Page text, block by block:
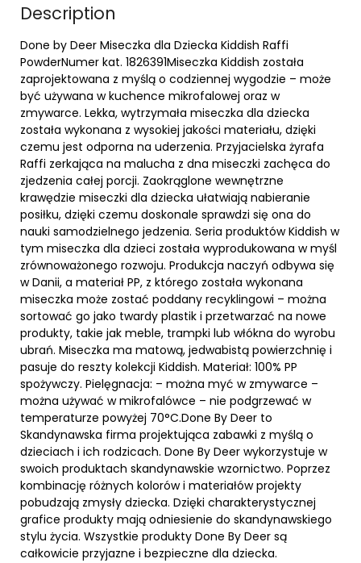
Description
Done by Deer Miseczka dla Dziecka Kiddish Raffi
PowderNumer kat. 1826391Miseczka Kiddish została
zaprojektowana z myślą o codziennej wygodzie – może
być używana w kuchence mikrofalowej oraz w
zmywarce. Lekka, wytrzymała miseczka dla dziecka
została wykonana z wysokiej jakości materiału, dzięki
czemu jest odporna na uderzenia. Przyjacielska żyrafa
Raffi zerkająca na malucha z dna miseczki zachęca do
zjedzenia całej porcji. Zaokrąglone wewnętrzne
krawędzie miseczki dla dziecka ułatwiają nabieranie
posiłku, dzięki czemu doskonale sprawdzi się ona do
nauki samodzielnego jedzenia. Seria produktów Kiddish w
tym miseczka dla dzieci została wyprodukowana w myśl
zrównoważonego rozwoju. Produkcja naczyń odbywa się
w Danii, a materiał PP, z którego została wykonana
miseczka może zostać poddany recyklingowi – można
sortować go jako twardy plastik i przetwarzać na nowe
produkty, takie jak meble, trampki lub włókna do wyrobu
ubrań. Miseczka ma matową, jedwabistą powierzchnię i
pasuje do reszty kolekcji Kiddish. Materiał: 100% PP
spożywczy. Pielęgnacja: – można myć w zmywarce –
można używać w mikrofalówce – nie podgrzewać w
temperaturze powyżej 70°C.Done By Deer to
Skandynawska firma projektująca zabawki z myślą o
dzieciach i ich rodzicach. Done By Deer wykorzystuje w
swoich produktach skandynawskie wzornictwo. Poprzez
kombinację różnych kolorów i materiałów projekty
pobudzają zmysły dziecka. Dzięki charakterystycznej
grafice produkty mają odniesienie do skandynawskiego
stylu życia. Wszystkie produkty Done By Deer są
całkowicie przyjazne i bezpieczne dla dziecka.